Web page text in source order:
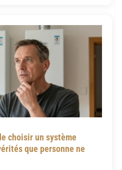
choisir un système
que personne ne